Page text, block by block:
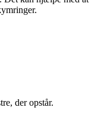
der opstår.